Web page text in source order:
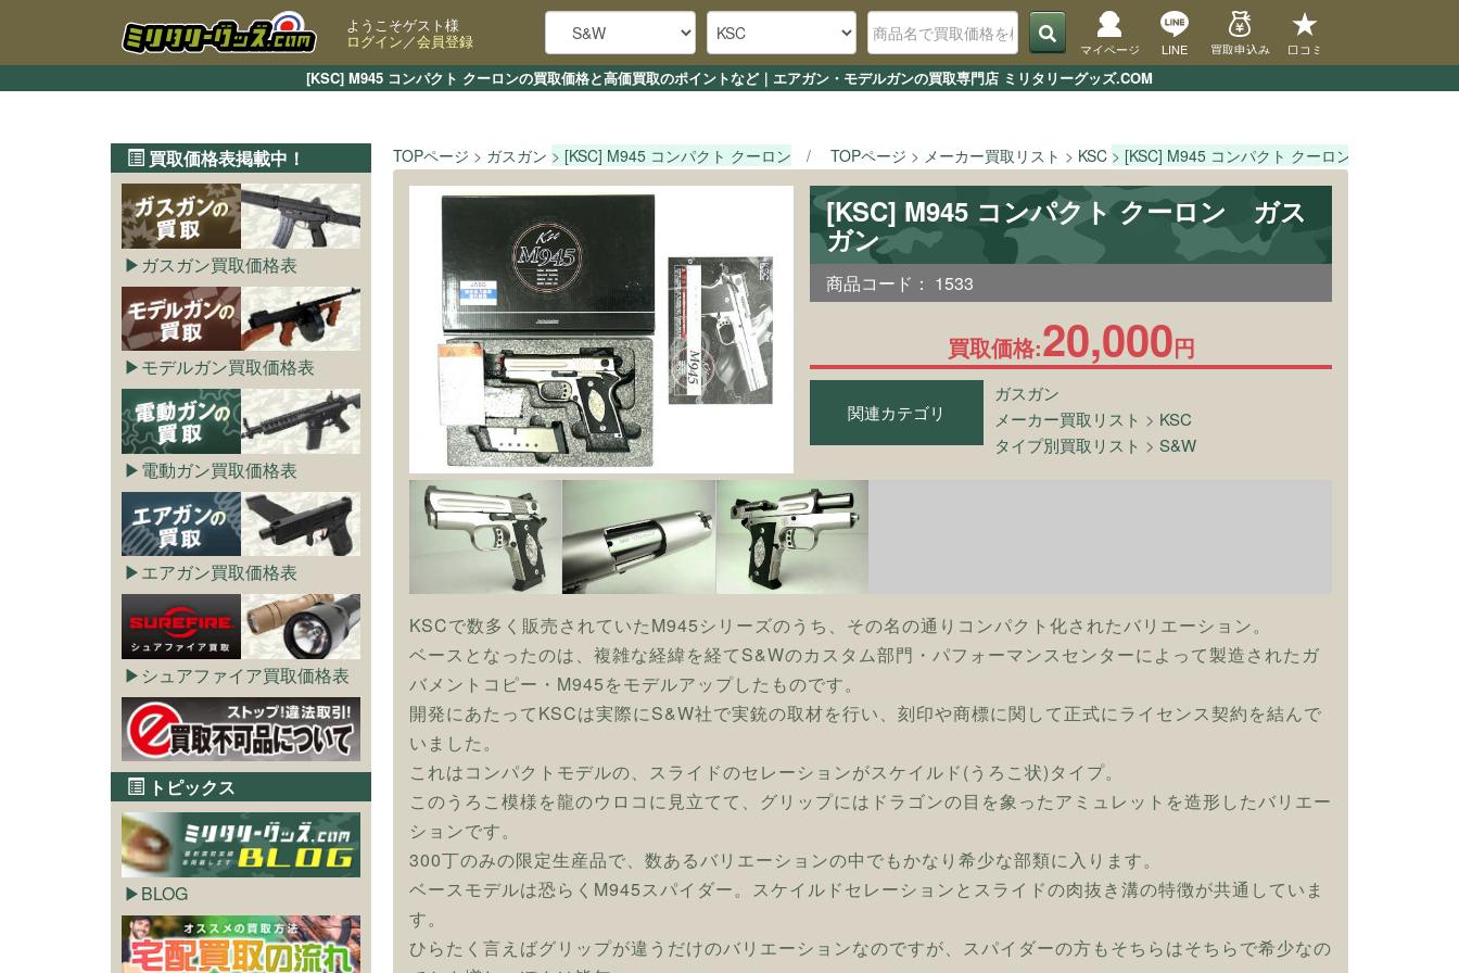
[KSC] M945 コンパクト クーロンの買取価格と高価買取のポイントなど｜エアガン・モデルガンの買取専門店 ミリタリーグッズ.COM
ようこそゲスト様
ログイン／会員登録 マイページ LINE 買取申込み 口コミ
TOPページ ガスガン [KSC] M945 コンパクト クーロン TOPページ メーカー買取リスト KSC [KSC] M945 コンパクト クーロン
[KSC] M945 コンパクト クーロン ガス
ガン
商品コード： 1533
買取価格:20,000円
関連カテゴリ
ガスガン
メーカー買取リスト > KSC
タイプ別買取リスト >S&W
KSCで数多く販売されていたM945シリーズのうち、その名の通りコンパクト化されたバリエーション。
ベースとなったのは、複雑な経緯を経てS&Wのカスタム部門・パフォーマンスセンターによって製造されたガ
バメントコピー・M945をモデルアップしたものです。
開発にあたってKSCは実際にS&W社で実銃の取材を行い、刻印や商標に関して正式にライセンス契約を結んで
いました。
これはコンパクトモデルの、スライドのセレーションがスケイルド(うろこ状)タイプ。
このうろこ模様を龍のウロコに見立てて、グリップにはドラゴンの目を象ったアミュレットを造形したバリエー
ションです。
300丁のみの限定生産品で、数あるバリエーションの中でもかなり希少な部類に入ります。
ベースモデルは恐らくM945スパイダー。スケイルドセレーションとスライドの肉抜き溝の特徴が共通していま
す。
ひらたく言えばグリップが違うだけのバリエーションなのですが、スパイダーの方もそちらはそちらで希少なの
買取価格表掲載中！
ガスガン買取価格表
モデルガン買取価格表
電動ガン買取価格表
エアガン買取価格表
シュアファイア買取価格表
トピックス
BLOG